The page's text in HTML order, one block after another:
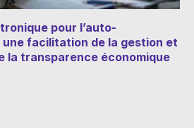
pour l’auto-
facilitation de la gestion et
la transparence économique